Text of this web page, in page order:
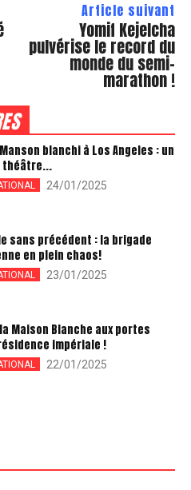
Article suivant
Yomif Kejelcha
pulvérise le record du
monde du semi-
marathon !
blanchi à Los Angeles : un
théâtre...
24/01/2025
sans précédent : la brigade
en plein chaos!
23/01/2025
Maison Blanche aux portes
impériale !
22/01/2025